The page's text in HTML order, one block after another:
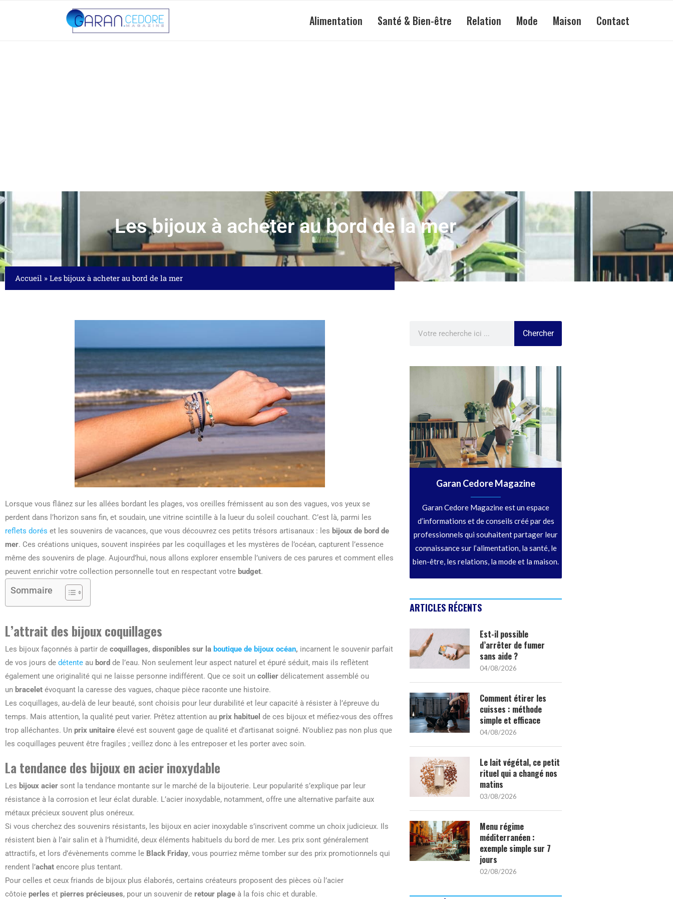
Alimentation Santé & Bien-être Relation Mode Maison Contact
Les bijoux à acheter au bord de la mer
Accueil » Les bijoux à acheter au bord de la mer
Lorsque vous flânez sur les allées bordant les plages, vos oreilles frémissent au son des vagues, vos yeux se
perdent dans l’horizon sans fin, et soudain, une vitrine scintille à la lueur du soleil couchant. C’est là, parmi les
reflets dorés et les souvenirs de vacances, que vous découvrez ces petits trésors artisanaux : les bijoux de bord de
mer. Ces créations uniques, souvent inspirées par les coquillages et les mystères de l’océan, capturent l’essence
même des souvenirs de plage. Aujourd’hui, nous allons explorer ensemble l’univers de ces parures et comment elles
peuvent enrichir votre collection personnelle tout en respectant votre budget.
Sommaire
L’attrait des bijoux coquillages
Les bijoux façonnés à partir de coquillages, disponibles sur la boutique de bijoux océan, incarnent le souvenir parfait
de vos jours de détente au bord de l’eau. Non seulement leur aspect naturel et épuré séduit, mais ils reflètent
également une originalité qui ne laisse personne indifférent. Que ce soit un collier délicatement assemblé ou
un bracelet évoquant la caresse des vagues, chaque pièce raconte une histoire.
Les coquillages, au-delà de leur beauté, sont choisis pour leur durabilité et leur capacité à résister à l’épreuve du
temps. Mais attention, la qualité peut varier. Prêtez attention au prix habituel de ces bijoux et méfiez-vous des offres
trop alléchantes. Un prix unitaire élevé est souvent gage de qualité et d’artisanat soigné. N’oubliez pas non plus que
les coquillages peuvent être fragiles ; veillez donc à les entreposer et les porter avec soin.
La tendance des bijoux en acier inoxydable
Les bijoux acier sont la tendance montante sur le marché de la bijouterie. Leur popularité s’explique par leur
résistance à la corrosion et leur éclat durable. L’acier inoxydable, notamment, offre une alternative parfaite aux
métaux précieux souvent plus onéreux.
Si vous cherchez des souvenirs résistants, les bijoux en acier inoxydable s’inscrivent comme un choix judicieux. Ils
résistent bien à l’air salin et à l’humidité, deux éléments habituels du bord de mer. Les prix sont généralement
attractifs, et lors d’évènements comme le Black Friday, vous pourriez même tomber sur des prix promotionnels qui
rendent l’achat encore plus tentant.
Pour celles et ceux friands de bijoux plus élaborés, certains créateurs proposent des pièces où l’acier
côtoie perles et pierres précieuses, pour un souvenir de retour plage à la fois chic et durable.
Chercher
Garan Cedore Magazine
Garan Cedore Magazine est un espace
d’informations et de conseils créé par des
professionnels qui souhaitent partager leur
connaissance sur l’alimentation, la santé, le
bien-être, les relations, la mode et la maison.
ARTICLES RÉCENTS
Est-il possible
d’arrêter de fumer
sans aide ?
04/08/2026
Comment étirer les
cuisses : méthode
simple et efficace
04/08/2026
Le lait végétal, ce petit
rituel qui a changé nos
matins
03/08/2026
Menu régime
méditerranéen :
exemple simple sur 7
jours
02/08/2026